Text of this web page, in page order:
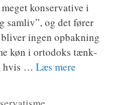
kon­ser­va­ti­ve i
sam­liv”, og det fører
ingen opbak­ning
køn i orto­doks tænk­
hvis … Læs mere